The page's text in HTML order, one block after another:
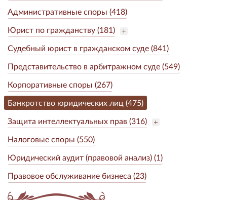
Административные споры (418)
Юрист по гражданству (181)
Судебный юрист в гражданском суде (841)
Представительство в арбитражном суде (549)
Корпоративные споры (267)
Банкротство юридических лиц (475)
Защита интеллектуальных прав (316)
Налоговые споры (550)
Юридический аудит (правовой анализ) (1)
Правовое обслуживание бизнеса (23)